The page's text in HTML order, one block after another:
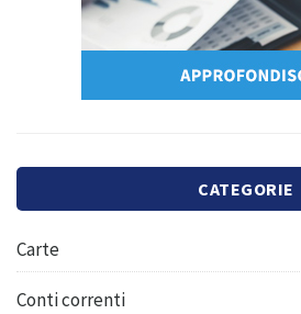
CATEGORIE
Carte
Conti correnti